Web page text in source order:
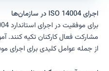
اجرای ISO 14004 در سازمان‌ها
مشارکت فعال کارکنان تکیه کنند.
از جمله عوامل کلیدی برای اجرای